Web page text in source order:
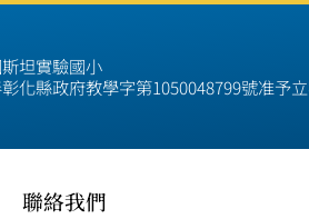
坦實驗國小
化縣政府教學字第1050048799號准予
聯絡我們